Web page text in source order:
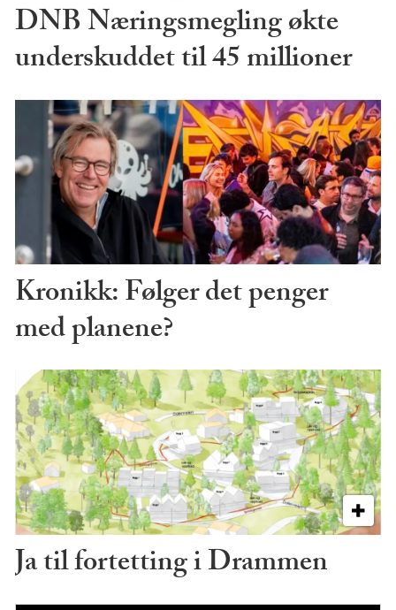
DNB Næringsmegling økte
underskuddet til 45 millioner
Kronikk: Følger det penger
med planene?
Ja til fortetting i Drammen